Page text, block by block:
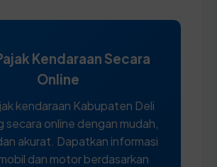
Kendaraan Secara
Online
kendaraan Kabupaten Deli
secara online dengan mudah,
akurat. Dapatkan informasi
dan motor berdasarkan